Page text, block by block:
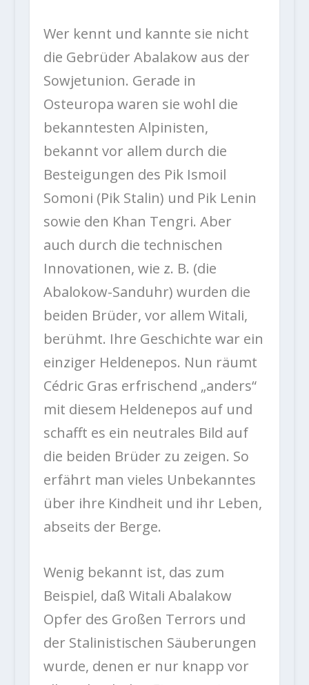
Wer kennt und kannte sie nicht
die Gebrüder Abalakow aus der
Sowjetunion. Gerade in
Osteuropa waren sie wohl die
bekanntesten Alpinisten,
bekannt vor allem durch die
Besteigungen des Pik Ismoil
Somoni (Pik Stalin) und Pik Lenin
sowie den Khan Tengri. Aber
auch durch die technischen
Innovationen, wie z. B. (die
Abalokow-Sanduhr) wurden die
beiden Brüder, vor allem Witali,
berühmt. Ihre Geschichte war ein
einziger Heldenepos. Nun räumt
Cédric Gras erfrischend „anders“
mit diesem Heldenepos auf und
schafft es ein neutrales Bild auf
die beiden Brüder zu zeigen. So
erfährt man vieles Unbekanntes
über ihre Kindheit und ihr Leben,
abseits der Berge.
Wenig bekannt ist, das zum
Beispiel, daß Witali Abalakow
Opfer des Großen Terrors und
der Stalinistischen Säuberungen
wurde, denen er nur knapp vor